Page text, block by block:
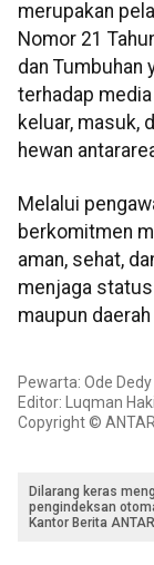
merupakan
Nomor 21
dan Tumbuhan
terhadap
keluar, masuk,
hewan
Melalui
berkomitmen
aman, sehat,
menjaga
maupun
Pewarta: Ode
Editor: Luqman
Copyright ©
Dilarang keras
pengindeksan
Kantor Berita